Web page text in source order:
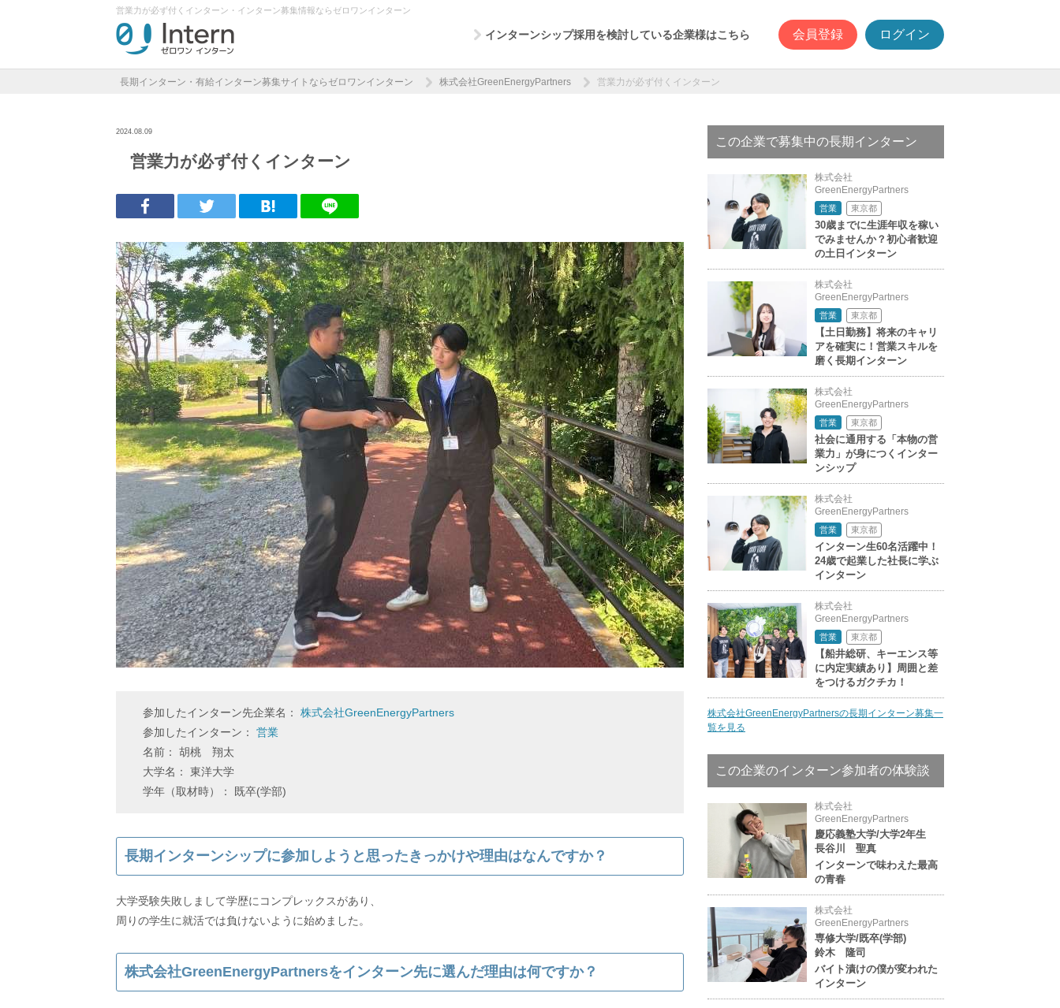
営業力が必ず付くインターン・インターン募集情報ならゼロワンインターン
インターンシップ採用を検討している企業様はこちら 会員登録 ログイン
長期インターン・有給インターン募集サイトならゼロワンインターン 株式会社GreenEnergyPartners 営業力が必ず付くインターン
2024.08.09
営業力が必ず付くインターン
参加したインターン先企業名： 株式会社GreenEnergyPartners
参加したインターン： 営業
名前： 胡桃 翔太
大学名： 東洋大学
学年（取材時）： 既卒(学部)
長期インターンシップに参加しようと思ったきっかけや理由はなんですか？
大学受験失敗しまして学歴にコンプレックスがあり、
株式会社GreenEnergyPartnersをインターン先に選んだ理由は何ですか？
この企業で募集中の長期インターン
株式会社
GreenEnergyPartners
営業 東京都
30歳までに生涯年収を稼い
でみませんか？初心者歓迎
の土日インターン
株式会社
GreenEnergyPartners
営業 東京都
【土日勤務】将来のキャリ
アを確実に！営業スキルを
磨く長期インターン
株式会社
GreenEnergyPartners
営業 東京都
社会に通用する「本物の営
業力」が身につくインター
ンシップ
株式会社
GreenEnergyPartners
営業 東京都
インターン生60名活躍中！
24歳で起業した社長に学ぶ
インターン
株式会社
GreenEnergyPartners
営業 東京都
【船井総研、キーエンス等
に内定実績あり】周囲と差
をつけるガクチカ！
株式会社GreenEnergyPartnersの長期インターン募集一
覧を見る
この企業のインターン参加者の体験談
株式会社
GreenEnergyPartners
慶応義塾大学/大学2年生
長谷川 聖真
インターンで味わえた最高
の青春
株式会社
GreenEnergyPartners
専修大学/既卒(学部)
鈴木 隆司
バイト漬けの僕が変われた
インターン